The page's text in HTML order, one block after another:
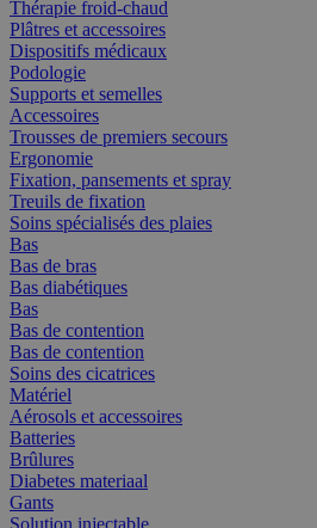
Thérapie froid-chaud
Plâtres et accessoires
Dispositifs médicaux
Podologie
Supports et semelles
Accessoires
Trousses de premiers secours
Ergonomie
Fixation, pansements et spray
Treuils de fixation
Soins spécialisés des plaies
Bas
Bas de bras
Bas diabétiques
Bas
Bas de contention
Bas de contention
Soins des cicatrices
Matériel
Aérosols et accessoires
Batteries
Brûlures
Diabetes materiaal
Gants